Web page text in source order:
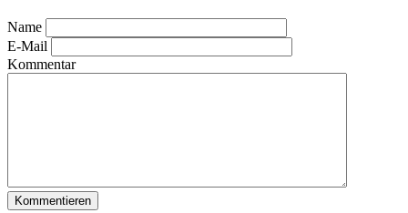
Name
E-Mail
Kommentar